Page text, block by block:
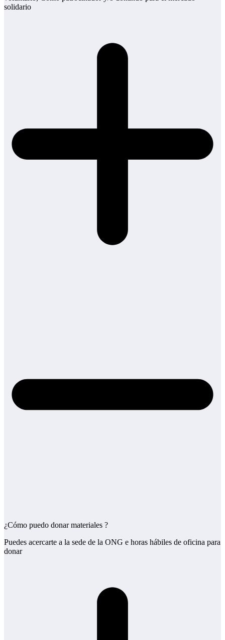
solidario
¿Cómo puedo donar materiales ?
Puedes acercarte a la sede de la ONG e horas hábiles de oficina para
donar